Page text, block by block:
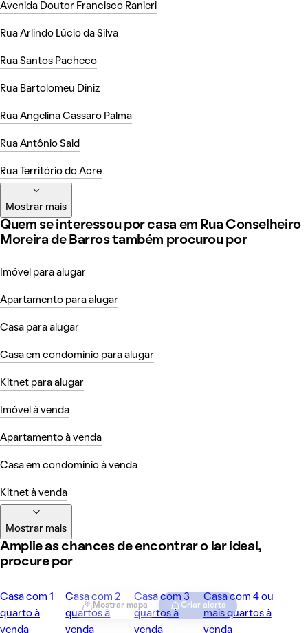
Mostrar mapa Criar alerta
Avenida Doutor Francisco Ranieri
Rua Arlindo Lúcio da Silva
Rua Santos Pacheco
Rua Bartolomeu Diniz
Rua Angelina Cassaro Palma
Rua Antônio Said
Rua Território do Acre
Mostrar mais
Quem se interessou por casa em Rua Conselheiro
Moreira de Barros também procurou por
Imóvel para alugar
Apartamento para alugar
Casa para alugar
Casa em condomínio para alugar
Kitnet para alugar
Imóvel à venda
Apartamento à venda
Casa em condomínio à venda
Kitnet à venda
Mostrar mais
Amplie as chances de encontrar o lar ideal,
procure por
Casa com 1
quarto à
venda
Casa com 2
quartos à
venda
Casa com 3
quartos à
venda
Casa com 4 ou
mais quartos à
venda